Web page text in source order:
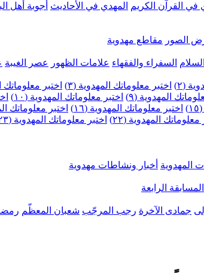
في القرآن الكريم المهدي في الأحاديث أجوبة أهل
الصور مقاطع مهدوية
السفراء والفقهاء علامات الظهور عصر الغيبة
(٢) اختبر معلوماتك المهدوية (٣) اختبر معلوماتك
المهدوية (٩) اختبر معلوماتك المهدوية (١٠)
اختبر معلوماتك المهدوية (١٦) اختبر معلوماتك
معلوماتك المهدوية (٢٢) اختبر معلوماتك المهدوية (٢٣)
المهدوية أخبار ونشاطات مهدوية
المسابقة الرابعة
جمادى الآخرة رجب المرجّب شعبان المعظّم